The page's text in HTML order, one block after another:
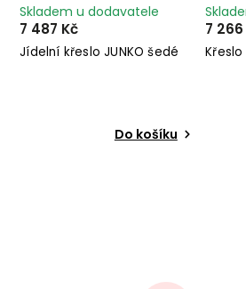
Jídelní křeslo JUNKO šedé
Skladem u dodavatele
7 487 Kč
Do košíku
Křeslo
7 266